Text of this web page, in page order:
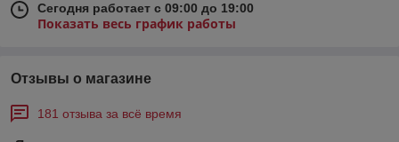
Сегодня работает с 09:00 до 19:00
Показать весь график работы
Отзывы о магазине
181 отзыва за всё время